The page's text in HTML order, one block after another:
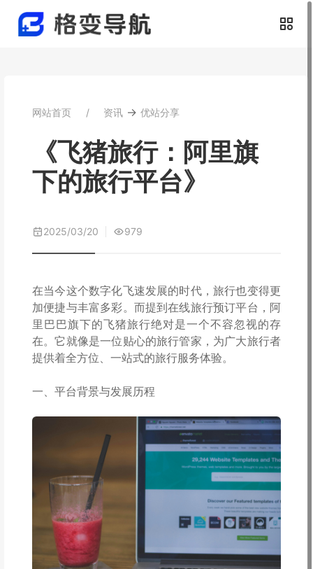
网站首页 资讯 → 优站分享
《飞猪旅行：阿里旗
下的旅行平台》
2025/03/20 979
在当今这个数字化飞速发展的时代，旅行也变得更
加便捷与丰富多彩。而提到在线旅行预订平台，阿
里巴巴旗下的飞猪旅行绝对是一个不容忽视的存
在。它就像是一位贴心的旅行管家，为广大旅行者
提供着全方位、一站式的旅行服务体验。
一、平台背景与发展历程